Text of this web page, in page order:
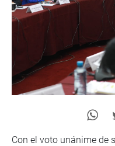
Con el voto unánime de